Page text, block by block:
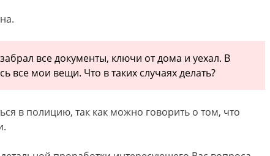
все документы, ключи от дома и уехал. В
все мои вещи. Что в таких случаях делать?
в полицию, так как можно говорить о том, что